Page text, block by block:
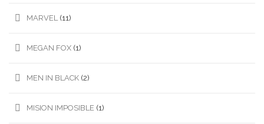
MARVEL (11)
MEGAN FOX (1)
MEN IN BLACK (2)
MISION IMPOSIBLE (1)